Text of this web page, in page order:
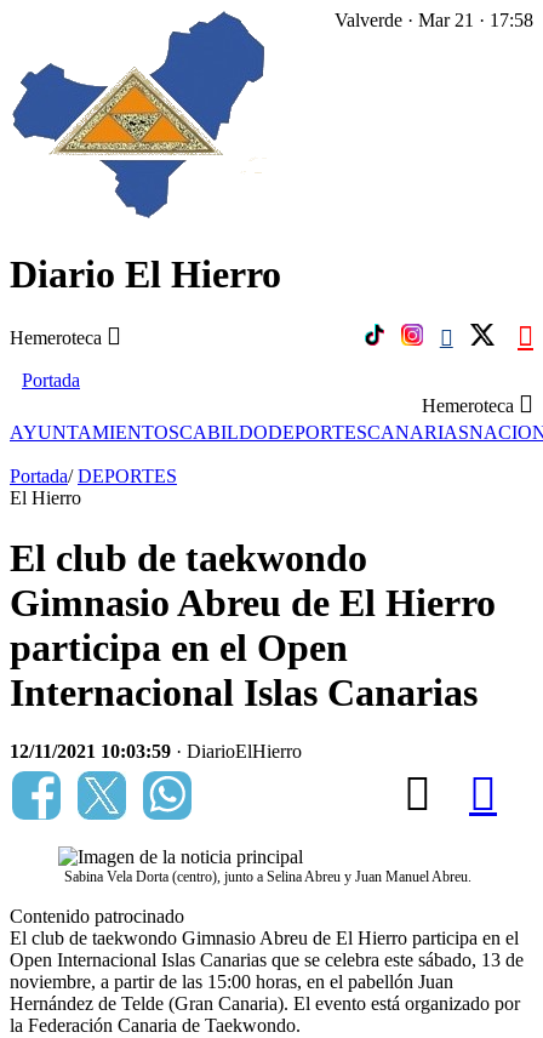
Diario El Hierro
Hemeroteca
Valverde · Mar 21 · 17:58
Portada
Hemeroteca
AYUNTAMIENTOSCABILDODEPORTESCANARIAS
Portada/ DEPORTES
El Hierro
El club de taekwondo
Gimnasio Abreu de El Hierro
participa en el Open
Internacional Islas Canarias
12/11/2021 10:03:59 · DiarioElHierro
Sabina Vela Dorta (centro), junto a Selina Abreu y Juan Manuel Abreu.
Contenido patrocinado
El club de taekwondo Gimnasio Abreu de El Hierro participa en el
Open Internacional Islas Canarias que se celebra este sábado, 13 de
noviembre, a partir de las 15:00 horas, en el pabellón Juan
Hernández de Telde (Gran Canaria). El evento está organizado por
la Federación Canaria de Taekwondo.